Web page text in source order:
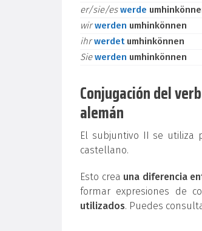
er/sie/eswerde
wirwerden umhinkönnen
ihrwerdet umhinkönnen
Siewerden umhinkönnen
Conjugación del
alemán
El subjuntivo II se utiliza
castellano.
Esto crea una diferencia
formar expresiones de
utilizados. Puedes